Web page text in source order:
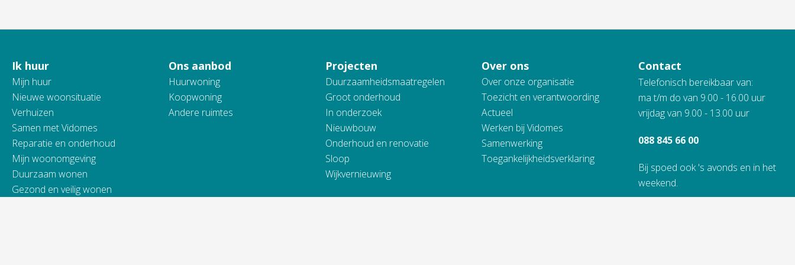
Contactinformatie
Ik huur
Mijn huur
Nieuwe woonsituatie
Verhuizen
Samen met Vidomes
Reparatie en onderhoud
Mijn woonomgeving
Duurzaam wonen
Gezond en veilig wonen
Ons aanbod
Huurwoning
Koopwoning
Andere ruimtes
Projecten
Duurzaamheidsmaatregelen
Groot onderhoud
In onderzoek
Nieuwbouw
Onderhoud en renovatie
Sloop
Wijkvernieuwing
Over ons
Over onze organisatie
Toezicht en verantwoording
Actueel
Werken bij Vidomes
Samenwerking
Toegankelijkheidsverklaring
Contact
Telefonisch bereikbaar van:
ma t/m do van 9.00 - 16.00 uur
vrijdag van 9.00 - 13.00 uur
088 845 66 00
Bij spoed ook 's avonds en in het
weekend.